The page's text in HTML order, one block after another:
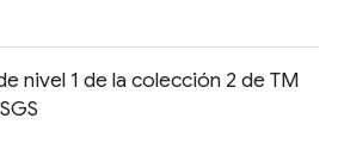
nivel 1 de la colección 2 de TM